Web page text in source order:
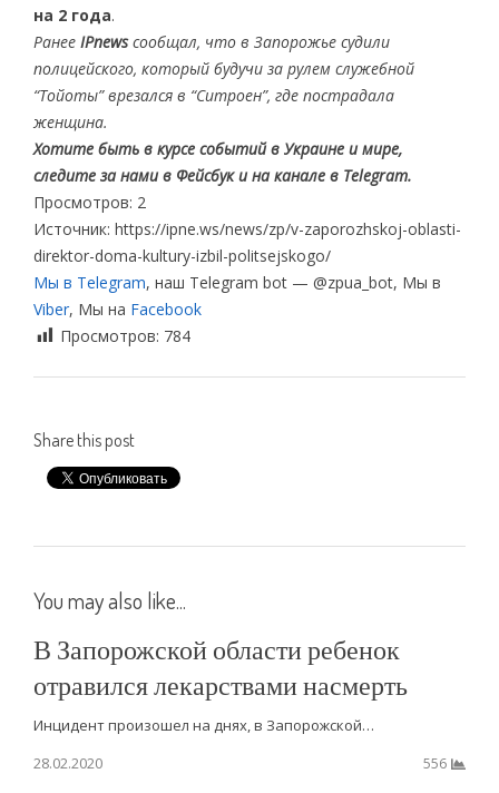
на 2 года.
Ранее IPnewsсообщал, что в Запорожье судили
полицейского, который будучи за рулем служебной
“Тойоты” врезался в “Ситроен”, где пострадала
женщина.
Хотите быть в курсе событий в Украине и мире,
следите за нами в Фейсбук и на канале в Telegram.
Просмотров: 2
Источник: https://ipne.ws/news/zp/v-zaporozhskoj-oblasti-
direktor-doma-kultury-izbil-politsejskogo/
Мы в Telegram, наш Telegram bot — @zpua_bot, Мы в
Viber, Мы на Facebook
Просмотров: 784
Share this post
You may also like...
В Запорожской области ребенок
отравился лекарствами насмерть
Инцидент произошел на днях, в Запорожской…
28.02.2020
556